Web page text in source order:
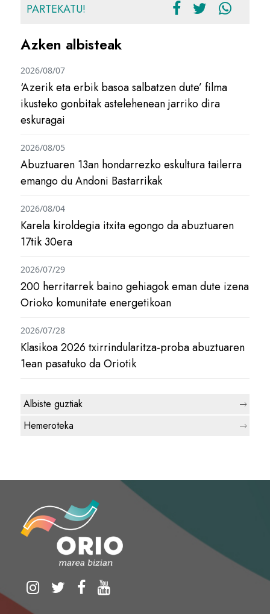
PARTEKATU!
Azken albisteak
‘Azerik eta erbik basoa salbatzen dute’ filma
ikusteko gonbitak astelehenean jarriko dira
eskuragai
2026/08/07
Abuztuaren 13an hondarrezko eskultura tailerra
emango du Andoni Bastarrikak
2026/08/05
Karela kiroldegia itxita egongo da abuztuaren
17tik 30era
2026/08/04
200 herritarrek baino gehiagok eman dute izena
Orioko komunitate energetikoan
2026/07/29
Klasikoa 2026 txirrindularitza-proba abuztuaren
1ean pasatuko da Oriotik
2026/07/28
Albiste guztiak
Hemeroteka